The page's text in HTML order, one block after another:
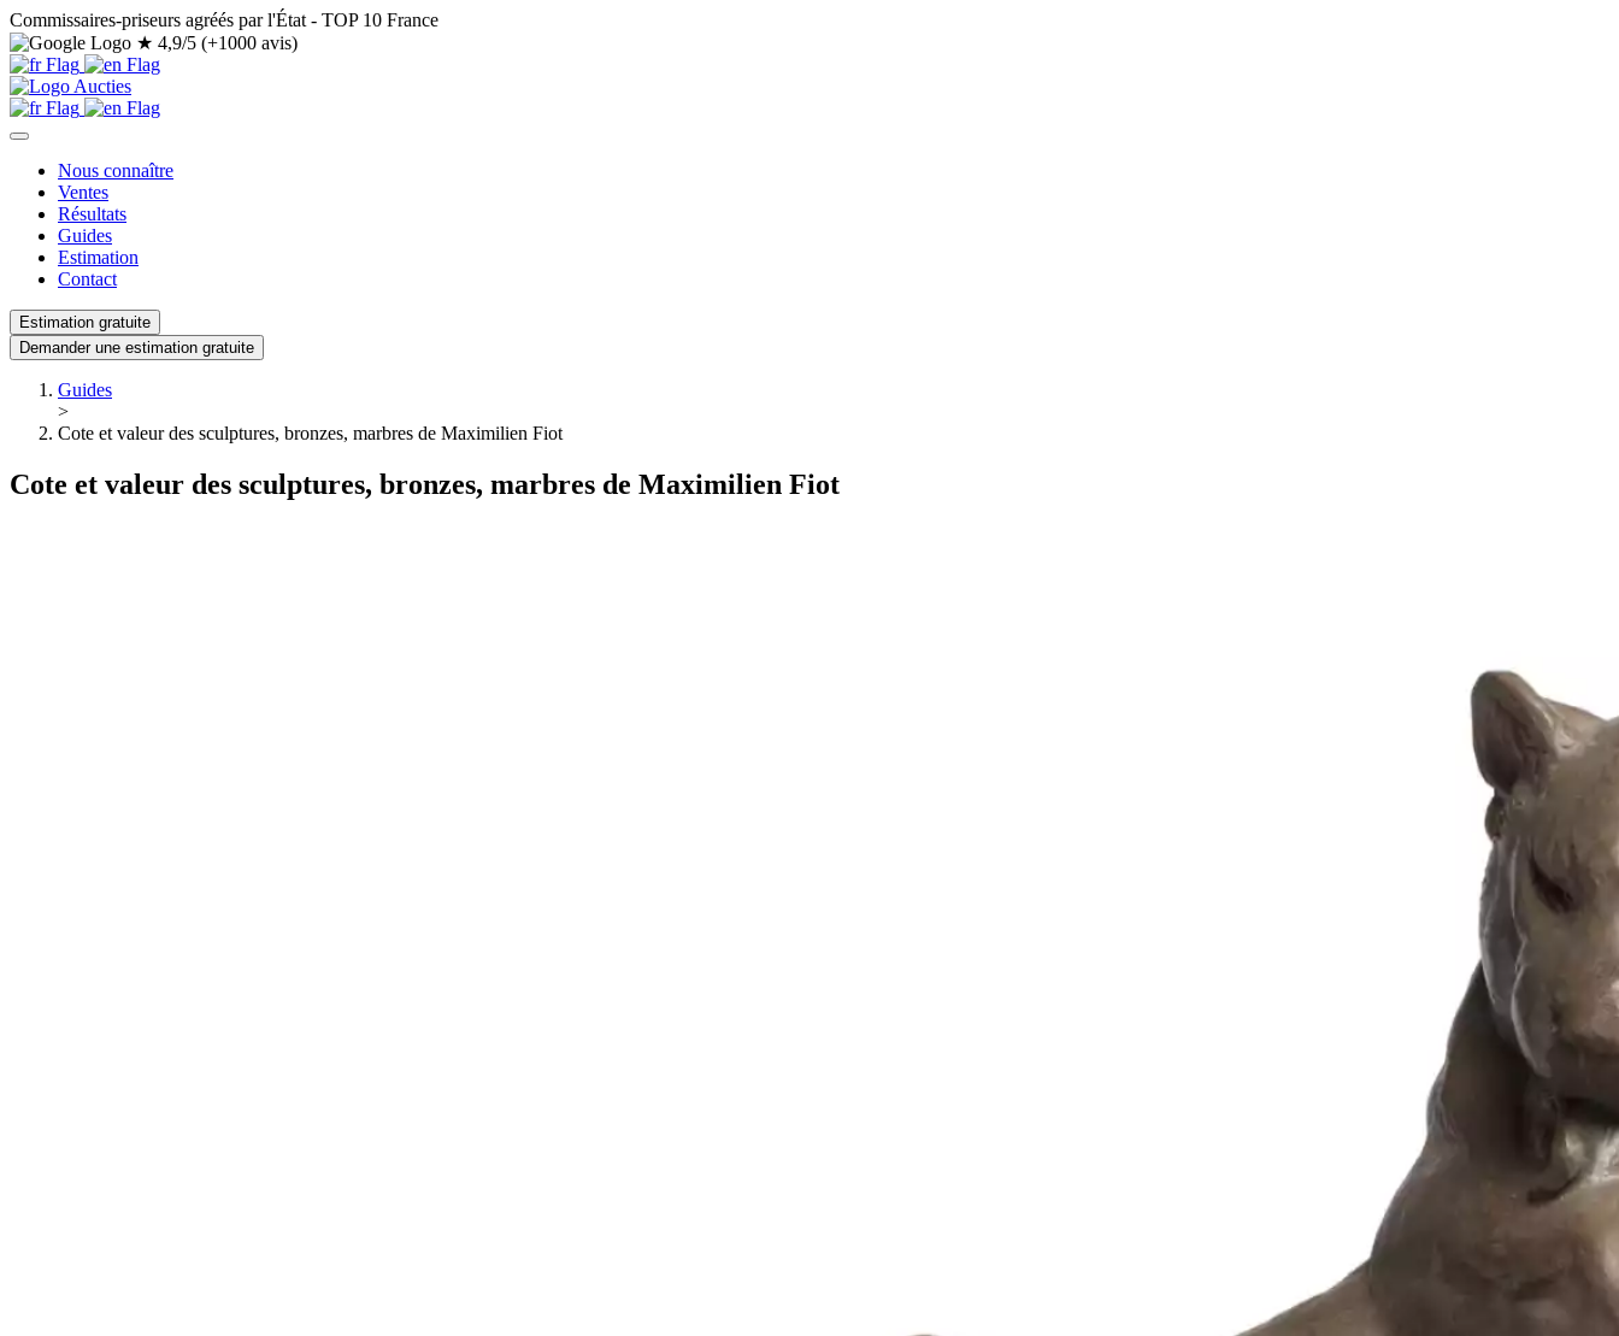
Commissaires-priseurs agréés par l'État - TOP 10 France
★ 4,9/5 (+1000 avis)
Nous connaître
Ventes
Résultats
Guides
Estimation
Contact
Estimation gratuite
Demander une estimation gratuite
Guides
>
Cote et valeur des sculptures, bronzes, marbres de Maximilien Fiot
Cote et valeur des sculptures, bronzes, marbres de Maximilien Fiot